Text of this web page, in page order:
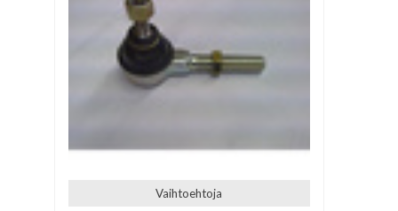
Vaihtoehtoja